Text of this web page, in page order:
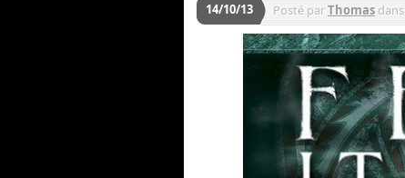
14/10/13 Posté parThomas dans